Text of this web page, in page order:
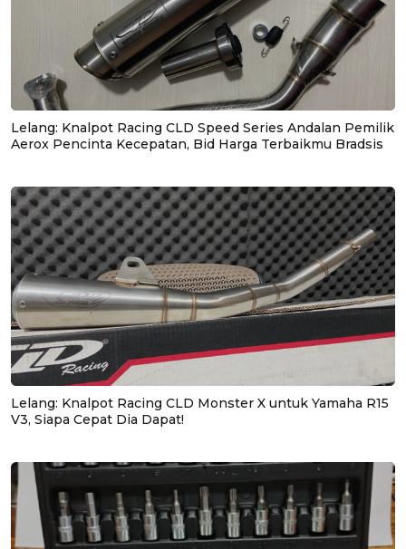
Lelang: Knalpot Racing CLD Speed Series Andalan Pemilik
Aerox Pencinta Kecepatan, Bid Harga Terbaikmu Bradsis
Lelang: Knalpot Racing CLD Monster X untuk Yamaha R15
V3, Siapa Cepat Dia Dapat!